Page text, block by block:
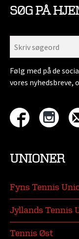
SØG PÅ
Følg med på de
vores nyhedsbreve,
UNIONER
Fyns Tennis
Jyllands Tennis
Tennis Øst